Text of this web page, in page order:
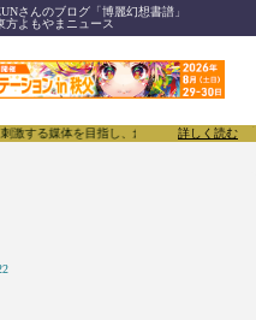
さんのブログ「博麗幻想書譜」
方よもやまニュース
を目指し、創刊いたします。 東方我楽多
詳しく読む